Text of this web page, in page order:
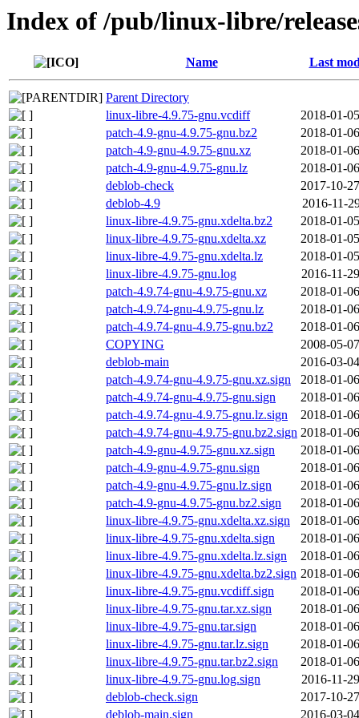
Index of /pub/linux-libre/
Name Last
Parent Directory
linux-libre-4.9.75-gnu.vcdiff
2018-01-
patch-4.9-gnu-4.9.75-gnu.bz2
2018-01-
patch-4.9-gnu-4.9.75-gnu.xz
2018-01-
patch-4.9-gnu-4.9.75-gnu.lz
2018-01-
deblob-check
2017-10-
deblob-4.9
2016-11-
linux-libre-4.9.75-gnu.xdelta.bz2
2018-01-
linux-libre-4.9.75-gnu.xdelta.xz
2018-01-
linux-libre-4.9.75-gnu.xdelta.lz
2018-01-
linux-libre-4.9.75-gnu.log
2016-11-
patch-4.9.74-gnu-4.9.75-gnu.xz
2018-01-
patch-4.9.74-gnu-4.9.75-gnu.lz
2018-01-
patch-4.9.74-gnu-4.9.75-gnu.bz2
2018-01-
COPYING
2008-05-
deblob-main
2016-03-
patch-4.9.74-gnu-4.9.75-gnu.xz.sign
2018-01-
patch-4.9.74-gnu-4.9.75-gnu.sign
2018-01-
patch-4.9.74-gnu-4.9.75-gnu.lz.sign
2018-01-
patch-4.9.74-gnu-4.9.75-gnu.bz2.sign 2018-01-
patch-4.9-gnu-4.9.75-gnu.xz.sign
2018-01-
patch-4.9-gnu-4.9.75-gnu.sign
2018-01-
patch-4.9-gnu-4.9.75-gnu.lz.sign
2018-01-
patch-4.9-gnu-4.9.75-gnu.bz2.sign
2018-01-
linux-libre-4.9.75-gnu.xdelta.xz.sign
2018-01-
linux-libre-4.9.75-gnu.xdelta.sign
2018-01-
linux-libre-4.9.75-gnu.xdelta.lz.sign
2018-01-
linux-libre-4.9.75-gnu.xdelta.bz2.sign 2018-01-
linux-libre-4.9.75-gnu.vcdiff.sign
2018-01-
linux-libre-4.9.75-gnu.tar.xz.sign
2018-01-
linux-libre-4.9.75-gnu.tar.sign
2018-01-
linux-libre-4.9.75-gnu.tar.lz.sign
2018-01-
linux-libre-4.9.75-gnu.tar.bz2.sign
2018-01-
linux-libre-4.9.75-gnu.log.sign
2016-11-
deblob-check.sign
2017-10-
deblob-main.sign
2016-03-